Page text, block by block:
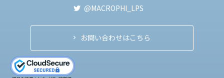
@MACROPHI_LPS
お問い合わせはこちら